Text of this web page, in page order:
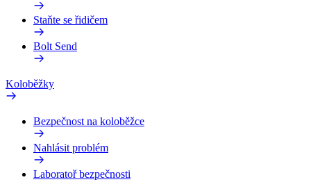
Staňte se řidičem
Bolt Send
Koloběžky
Bezpečnost na koloběžce
Nahlásit problém
Laboratoř bezpečnosti